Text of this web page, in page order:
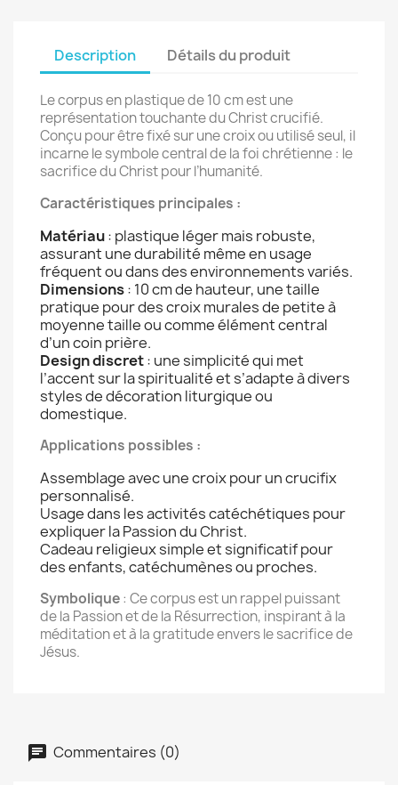
Description Détails du produit
Le corpus en plastique de 10 cm est une
représentation touchante du Christ crucifié.
Conçu pour être fixé sur une croix ou utilisé seul, il
incarne le symbole central de la foi chrétienne : le
sacrifice du Christ pour l’humanité.
Caractéristiques principales :
Matériau: plastique léger mais robuste,
assurant une durabilité même en usage
fréquent ou dans des environnements variés.
Dimensions: 10 cm de hauteur, une taille
pratique pour des croix murales de petite à
moyenne taille ou comme élément central
d’un coin prière.
Design discret: une simplicité qui met
l’accent sur la spiritualité et s’adapte à divers
styles de décoration liturgique ou
domestique.
Applications possibles :
Assemblage avec une croix pour un crucifix
personnalisé.
Usage dans les activités catéchétiques pour
expliquer la Passion du Christ.
Cadeau religieux simple et significatif pour
des enfants, catéchumènes ou proches.
Symbolique: Ce corpus est un rappel puissant
de la Passion et de la Résurrection, inspirant à la
méditation et à la gratitude envers le sacrifice de
Jésus.
Commentaires (0)